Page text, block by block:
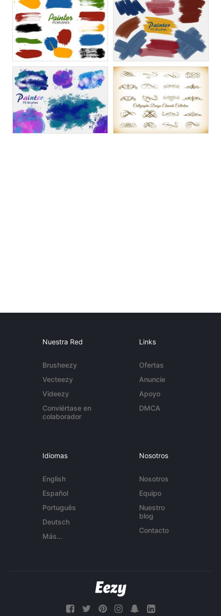
Nuestra Red
Brusheezy
Vecteezy
Videezy
Conviértase en
colaborador
Links
Ofertas
Anuncie
Apoyo
DMCA
Idiomas
English
Español
Português
Deutsch
Más...
Nosotros
Nosotros
Equipo
Nuestro
blog
Contacto